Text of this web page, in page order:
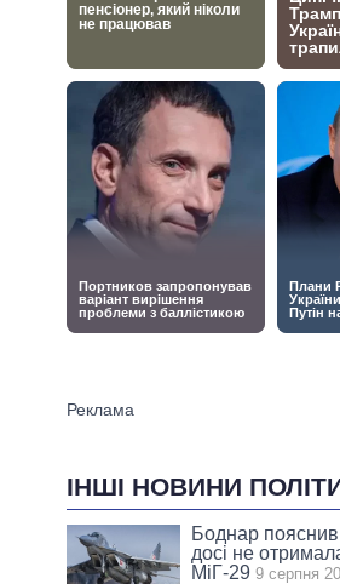
ІНШІ НОВИНИ
Боднар
досі не
МіГ-29 9 серпня